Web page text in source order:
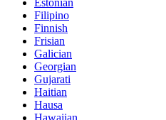
Estonian
Filipino
Finnish
Frisian
Galician
Georgian
Gujarati
Haitian
Hausa
Hawaiian